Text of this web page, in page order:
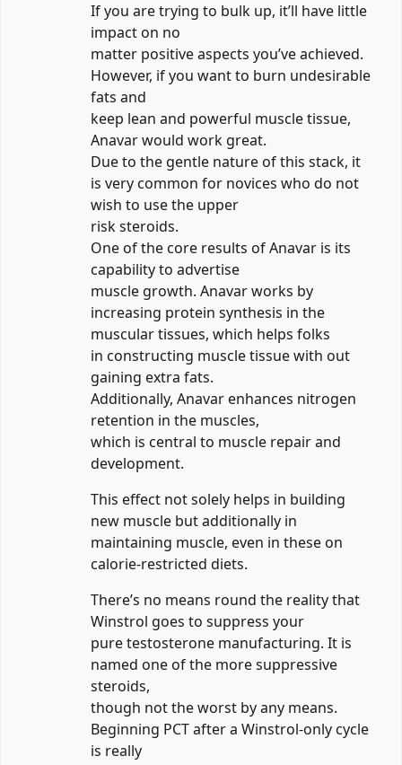
If you are trying to bulk up, it’ll have little
impact on no
matter positive aspects you’ve achieved.
However, if you want to burn undesirable
fats and
keep lean and powerful muscle tissue,
Anavar would work great.
Due to the gentle nature of this stack, it
is very common for novices who do not
wish to use the upper
risk steroids.
One of the core results of Anavar is its
capability to advertise
muscle growth. Anavar works by
increasing protein synthesis in the
muscular tissues, which helps folks
in constructing muscle tissue with out
gaining extra fats.
Additionally, Anavar enhances nitrogen
retention in the muscles,
which is central to muscle repair and
development.
This effect not solely helps in building
new muscle but additionally in
maintaining muscle, even in these on
calorie-restricted diets.
There’s no means round the reality that
Winstrol goes to suppress your
pure testosterone manufacturing. It is
named one of the more suppressive
steroids,
though not the worst by any means.
Beginning PCT after a Winstrol-only cycle
is really